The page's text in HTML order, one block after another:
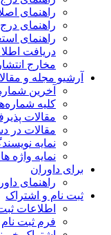
راهنمای
راهنمای درج
راهنمای
دریافت
مخارج انتشار
آرشیو مجله و
آخرین شماره
کلیه
مقالات
مقالات در
نمایه
نمایه واژه
برای داوران
راهنمای
ثبت نام و اشتراک
اطلاعات ثبت
فرم ثبت نام